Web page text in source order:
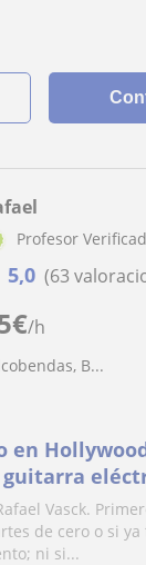
€/h
Profesor
5,0 (63
B...
en
Armonía,
Vasck.
de cero o si ya
ni si...